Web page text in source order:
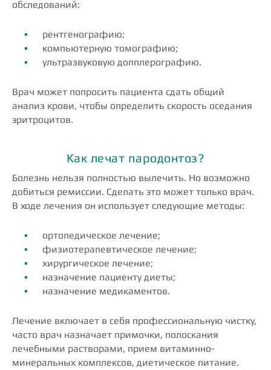
обследований:
рентгенографию;
компьютерную томографию;
ультразвуковую допплерографию.
Врач может попросить пациента сдать общий
анализ крови, чтобы определить скорость оседания
эритроцитов.
Как лечат пародонтоз?
Болезнь нельзя полностью вылечить. Но возможно
добиться ремиссии. Сделать это может только врач.
В ходе лечения он использует следующие методы:
ортопедическое лечение;
физиотерапевтическое лечение;
хирургическое лечение;
назначение пациенту диеты;
назначение медикаментов.
Лечение включает в себя профессиональную чистку,
часто врач назначает примочки, полоскания
лечебными растворами, прием витаминно-
минеральных комплексов, диетическое питание.